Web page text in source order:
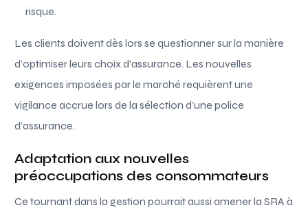
risque.
Les clients doivent dès lors se questionner sur la manière
d’optimiser leurs choix d’assurance. Les nouvelles
exigences imposées par le marché requièrent une
vigilance accrue lors de la sélection d’une police
d’assurance.
Adaptation aux nouvelles
préoccupations des consommateurs
Ce tournant dans la gestion pourrait aussi amener la SRA à